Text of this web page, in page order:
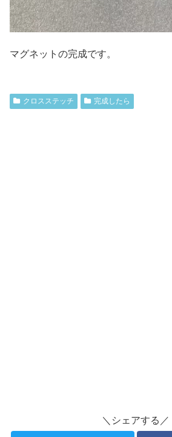
マグネットの完成です。
クロスステッチ 完成したら
＼シェアする／